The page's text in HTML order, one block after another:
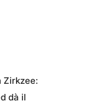
Zirkzee:
dà il